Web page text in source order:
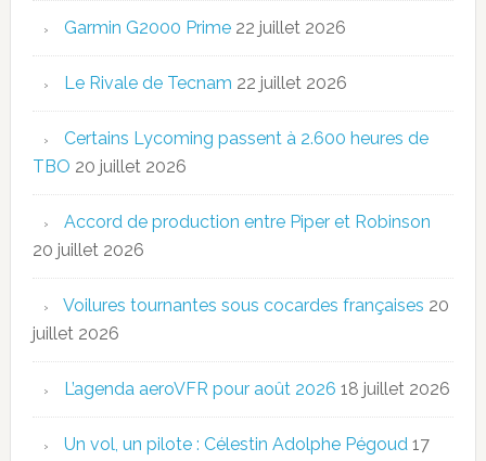
Garmin G2000 Prime 22 juillet 2026
Le Rivale de Tecnam 22 juillet 2026
Certains Lycoming passent à 2.600 heures de
TBO 20 juillet 2026
Accord de production entre Piper et Robinson
20 juillet 2026
Voilures tournantes sous cocardes françaises 20
juillet 2026
L’agenda aeroVFR pour août 2026 18 juillet 2026
Un vol, un pilote : Célestin Adolphe Pégoud 17